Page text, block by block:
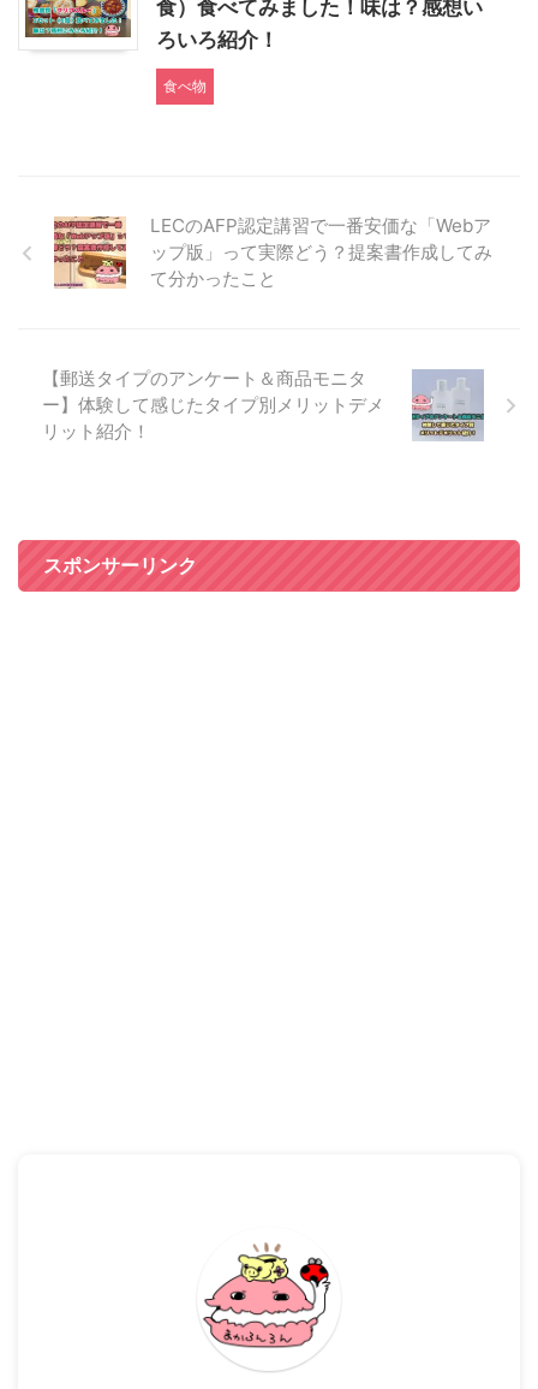
食）食べてみました！味は？感想い
ろいろ紹介！
食べ物
LECのAFP認定講習で一番安価な「Webア
ップ版」って実際どう？提案書作成してみ
て分かったこと
【郵送タイプのアンケート＆商品モニタ
ー】体験して感じたタイプ別メリットデメ
リット紹介！
スポンサーリンク